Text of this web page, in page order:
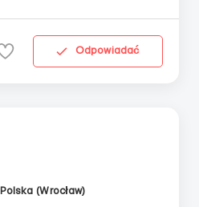
Odpowiadać
Polska (Wrocław)